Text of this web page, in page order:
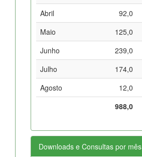
Abril
92,0
Maio
125,0
Junho
239,0
Julho
174,0
Agosto
12,0
988,0
Downloads e Consultas por mês